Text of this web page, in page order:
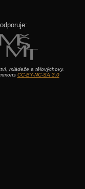
mládeže a tělovýchovy.
CC-BY-NC-SA 3.0